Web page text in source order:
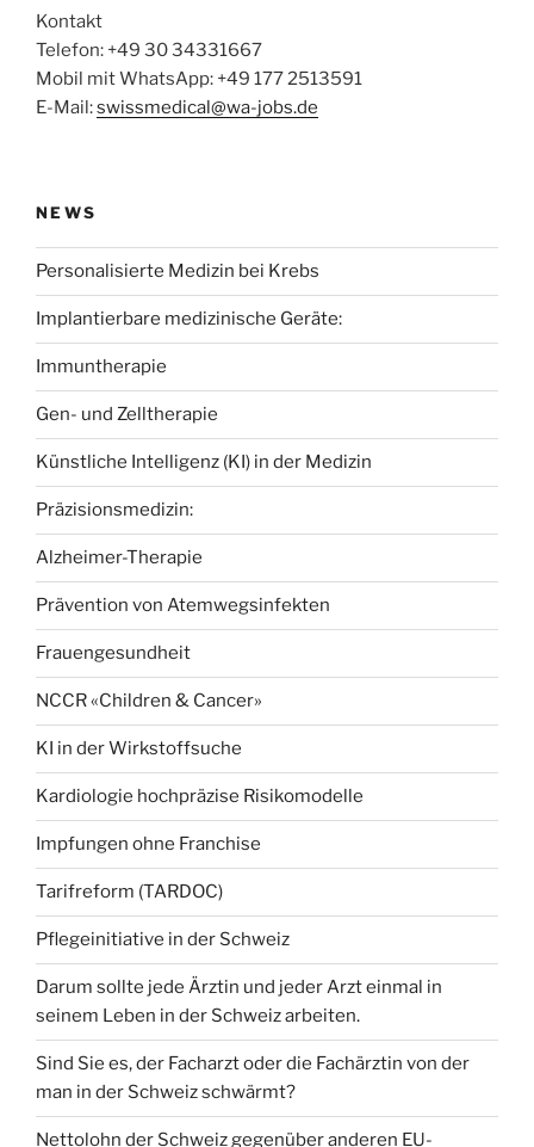
Kontakt
Telefon: +49 30 34331667
Mobil mit WhatsApp: +49 177 2513591
E-Mail:swissmedical@wa-jobs.de
NEWS
Personalisierte Medizin bei Krebs
Implantierbare medizinische Geräte:
Immuntherapie
Gen- und Zelltherapie
Künstliche Intelligenz (KI) in der Medizin
Präzisionsmedizin:
Alzheimer-Therapie
Prävention von Atemwegsinfekten
Frauengesundheit
NCCR «Children & Cancer»
KI in der Wirkstoffsuche
Kardiologie hochpräzise Risikomodelle
Impfungen ohne Franchise
Tarifreform (TARDOC)
Pflegeinitiative in der Schweiz
Darum sollte jede Ärztin und jeder Arzt einmal in
seinem Leben in der Schweiz arbeiten.
Sind Sie es, der Facharzt oder die Fachärztin von der
man in der Schweiz schwärmt?
Nettolohn der Schweiz gegenüber anderen EU-